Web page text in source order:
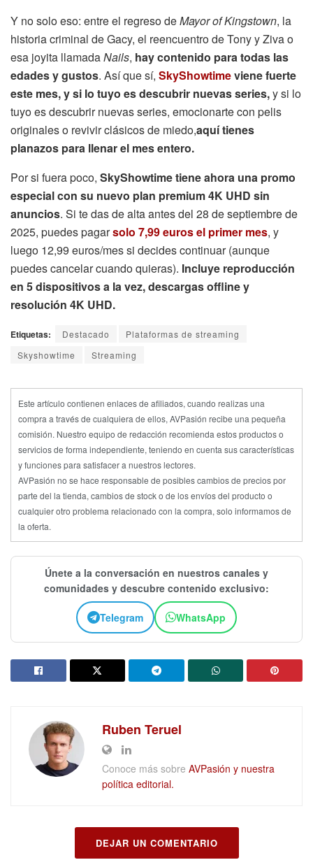
Y no solo eso: entre el regreso deMayor of Kingstown, la
historia criminal de Gacy, el reencuentro de Tony y Ziva o
esa joyita llamadaNails, hay contenido para todas las
edades y gustos. Así que sí, SkyShowtimeviene fuerte
este mes, y si lo tuyo es descubrir nuevas series,y si lo
tuyo es descubrir nuevas series, emocionarte con pelis
originales o revivir clásicos de miedo,aquí tienes
planazos para llenar el mes entero.
Por si fuera poco, SkyShowtime tiene ahora una promo
especial con su nuevo plan premium 4K UHD sin
anuncios. Si te das de alta antes del 28 de septiembre de
2025, puedes pagarsolo 7,99 euros el primer mes, y
luego 12,99 euros/mes si decides continuar (aunque
puedes cancelar cuando quieras). Incluye reproducción
en 5 dispositivos a la vez, descargas offline y
resolución 4K UHD.
Etiquetas: Destacado
Plataformas de streaming
Skyshowtime
Streaming
Este artículo contienen enlaces de afiliados, cuando realizas una
compra a través de cualquiera de ellos, AVPasión recibe una pequeña
comisión. Nuestro equipo de redacción recomienda estos productos o
servicios de forma independiente, teniendo en cuenta sus características
y funciones para satisfacer a nuestros lectores.
AVPasión no se hace responsable de posibles cambios de precios por
parte del la tienda, cambios de stock o de los envíos del producto o
cualquier otro problema relacionado con la compra, solo informamos de
la oferta.
Únete a la conversación en nuestros canales y
comunidades y descubre contenido exclusivo:
Telegram WhatsApp
Ruben Teruel
Conoce más sobre AVPasión y nuestra
política editorial.
DEJAR UN COMENTARIO